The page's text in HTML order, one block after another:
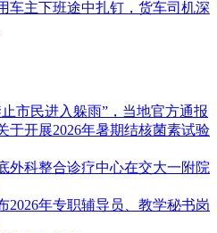
主下班途中扎钉，货车司机深
市民进入躲雨”，当地官方通报
于开展2026年暑期结核菌素试验
外科整合诊疗中心在交大一附院
2026年专职辅导员、教学秘书岗